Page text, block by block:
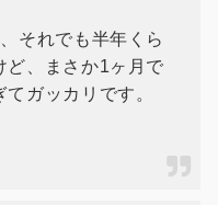
それでも半年くら
ど、まさか1ヶ月で
ガッカリです。